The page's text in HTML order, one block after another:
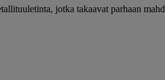
jotka takaavat parhaan